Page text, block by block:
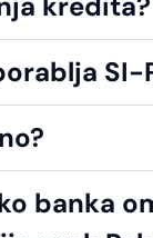
SI-
banka